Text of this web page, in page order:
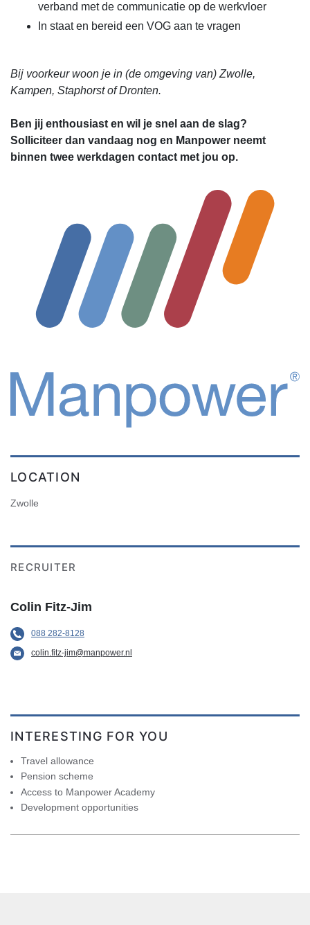
verband met de communicatie op de werkvloer
In staat en bereid een VOG aan te vragen
Bij voorkeur woon je in (de omgeving van) Zwolle,
Kampen, Staphorst of Dronten.
Ben jij enthousiast en wil je snel aan de slag?
Solliciteer dan vandaag nog en Manpower neemt
binnen twee werkdagen contact met jou op.
LOCATION
Zwolle
RECRUITER
Colin Fitz-Jim
088 282-8128
colin.fitz-jim@manpower.nl
INTERESTING FOR YOU
Travel allowance
Pension scheme
Access to Manpower Academy
Development opportunities